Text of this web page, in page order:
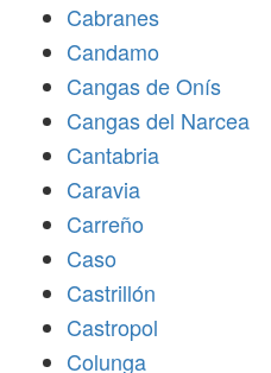
Cabranes
Candamo
Cangas de Onís
Cangas del Narcea
Cantabria
Caravia
Carreño
Caso
Castrillón
Castropol
Colunga